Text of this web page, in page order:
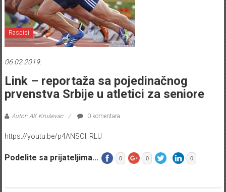
Raspisi
06.02.2019.
Link – reportaža sa pojedinačnog
prvenstva Srbije u atletici za seniore
Autor: AK Kruševac 0 komentara
https://youtu.be/p4ANSOI_RLU
Podelite sa prijateljima... 0 0 0